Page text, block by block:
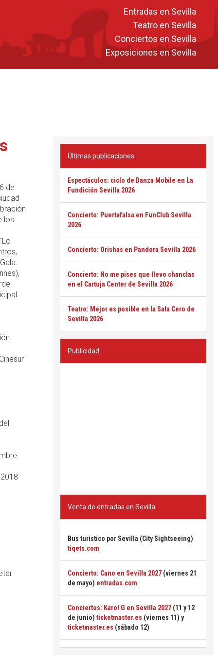
Entradas en Sevilla
Teatro en Sevilla
Conciertos en Sevilla
Exposiciones en Sevilla
de
los
Últimas publicaciones
Espectáculos: ciclo de Danza Mobile en La
Fundición Sevilla 2026
Concierto: Puertafalsa en FunClub Sevilla
2026
Concierto: Orishas en Pandora Sevilla 2026
Concierto: No me pises que llevo chanclas
en el Cartuja Center de Sevilla 2026
Teatro: Mejor es posible en la Sala Cero de
Sevilla 2026
Publicidad
Venta de entradas en Sevilla
Bus turístico por Sevilla (City Sightseeing)
tiqets.com
Concierto: Cano en Sevilla 2027 (viernes 21
de mayo) entradas.com
Conciertos: Karol G en Sevilla 2027 (11 y 12
de junio) ticketmaster.es (viernes 11) y
ticketmaster.es (sábado 12)